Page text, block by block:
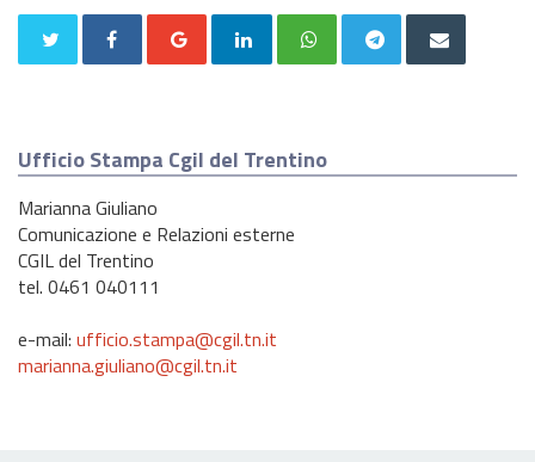
Ufficio Stampa Cgil del Trentino
Marianna Giuliano
Comunicazione e Relazioni esterne
CGIL del Trentino
tel. 0461 040111
e-mail: ufficio.stampa@cgil.tn.it
marianna.giuliano@cgil.tn.it